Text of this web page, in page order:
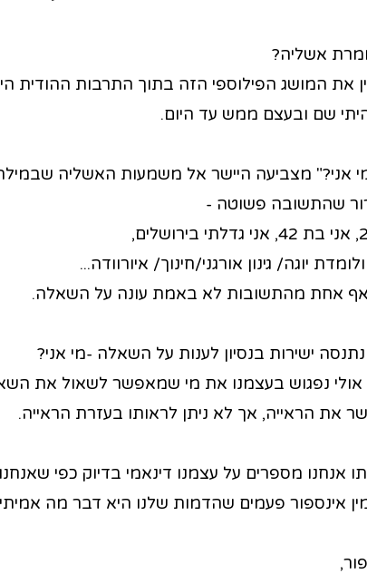
אשליה?
את המושג הפילוספי הזה בתוך התרבות ההודית
שם ובעצם ממש עד היום.
אני?" מצביעה היישר אל משמעות האשליה
שהתשובה פשוטה -
יוגה/ גינון אורגני/חינוך/ איורוודה...
אחת מהתשובות לא באמת עונה על השאלה.
ישירות בנסיון לענות על השאלה -מי אני?
נפגוש בעצמנו את מי שמאפשר לשאול את
את הראייה, אך לא ניתן לראותו בעזרת הראייה.
אנחנו מספרים על עצמנו דינאמי בדיוק כפי
אינספור פעמים שהדמות שלנו היא דבר מה אמיתי